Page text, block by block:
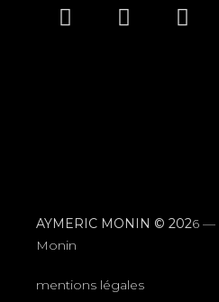
AYMERIC MONIN © 2026 —
Monin
mentions légales